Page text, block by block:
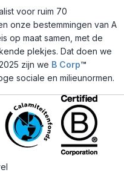
voor ruim 70
onze bestemmingen van A
op maat samen, met de
plekjes. Dat doen we
zijn we B Corp™
sociale en milieunormen.